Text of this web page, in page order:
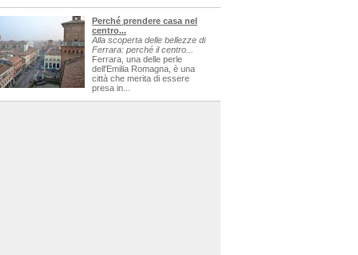
Perché prendere casa nel
centro...
Alla scoperta delle bellezze di
Ferrara: perché il centro...
Ferrara, una delle perle
dell'Emilia Romagna, è una
città che merita di essere
presa in...